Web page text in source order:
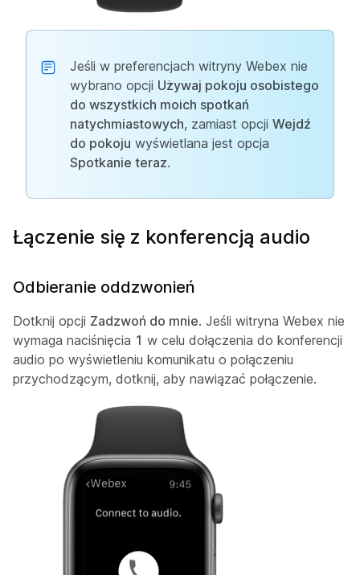
Jeśli w preferencjach witryny Webex nie
wybrano opcji Używaj pokoju osobistego
do wszystkich moich spotkań
natychmiastowych, zamiast opcji Wejdź
do pokoju wyświetlana jest opcja
Spotkanie teraz.
Łączenie się z konferencją audio
Odbieranie oddzwonień
Dotknij opcji Zadzwoń do mnie. Jeśli witryna Webex nie
wymaga naciśnięcia 1 w celu dołączenia do konferencji
audio po wyświetleniu komunikatu o połączeniu
przychodzącym, dotknij, aby nawiązać połączenie.